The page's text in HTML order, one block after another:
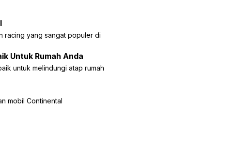
racing yang sangat populer di
Untuk Rumah Anda
untuk melindungi atap rumah
mobil Continental